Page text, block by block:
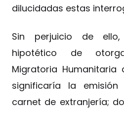
dilucidadas estas
Sin perjuicio de
hipotético de
Migratoria
significaría la
carnet de extranjería;